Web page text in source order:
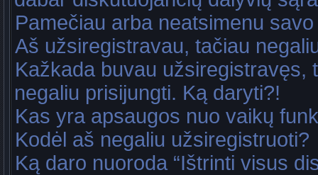
Pamečiau arba neatsimenu
Aš užsiregistravau, tačiau
Kažkada buvau užsiregistravęs,
negaliu prisijungti. Ką daryti?!
Kas yra apsaugos nuo vaikų
Kodėl aš negaliu užsiregistruoti?
Ką daro nuoroda “Ištrinti visus